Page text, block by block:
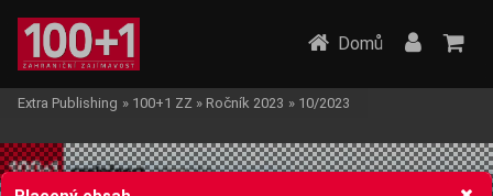
Domů
Extra Publishing » 100+1 ZZ » Ročník 2023 » 10/2023